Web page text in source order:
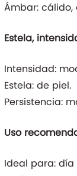
Ámbar: cálido,
Estela,
Intensidad:
Estela: de piel.
Persistencia:
Uso
Ideal para: